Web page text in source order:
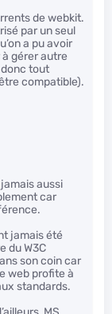
de webkit.
par un seul
a pu avoir
gérer autre
tout
compatible).
aussi
car
jamais été
du W3C
son coin car
web profite à
standards.